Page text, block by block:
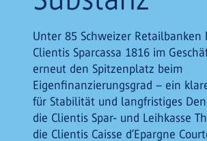
Unter 85 Schweizer Retailbanken
Clientis Sparcassa 1816 im
erneut den Spitzenplatz beim
Eigenfinanzierungsgrad – ein
für Stabilität und langfristiges
die Clientis Spar- und Leihkasse
die Clientis Caisse d’Epargne